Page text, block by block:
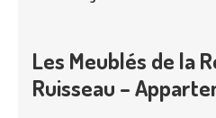
Les Meublés de la
Ruisseau –